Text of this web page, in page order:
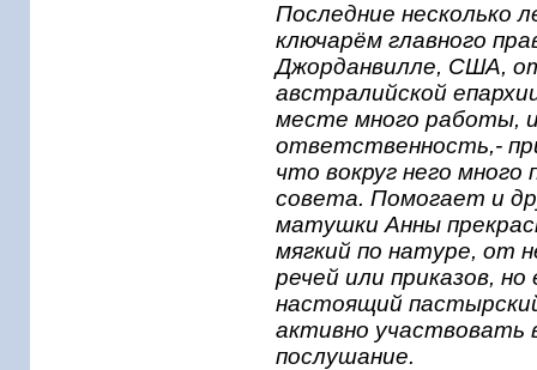
Последние несколько
ключарём главного
Джорданвилле, США,
австралийской
месте много работы,
ответственность,-
что вокруг него много
совета. Помогает и
матушки Анны
мягкий по натуре, от
речей или приказов,
настоящий
активно участвовать
послушание.